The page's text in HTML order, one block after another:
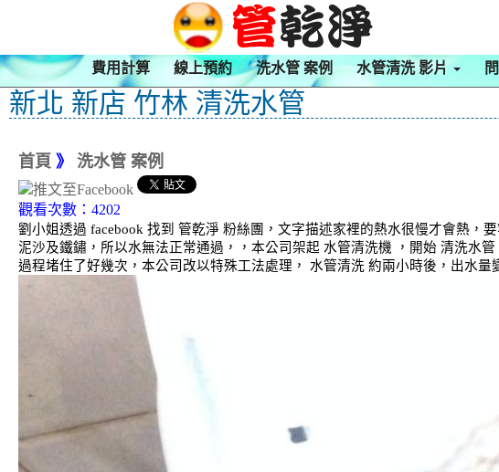
費用計算 線上預約 洗水管 案例 水管清洗 影片
新北 新店 竹林 清洗水管
首頁 》 洗水管 案例
觀看次數：4202
劉小姐透過 facebook 找到 管乾淨 粉絲團，文字描述家裡的熱水很慢才會熱，
泥沙及鐵鏽，所以水無法正常通過，，本公司架起 水管清洗機 ，開始 清洗水
過程堵住了好幾次，本公司改以特殊工法處理， 水管清洗 約兩小時後，出水量